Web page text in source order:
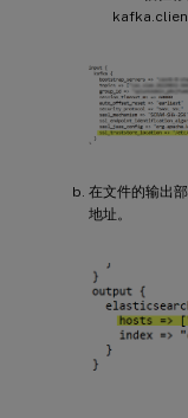
在文件的输出
地址。